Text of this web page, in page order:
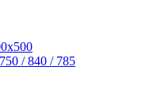
750 / 840 / 785